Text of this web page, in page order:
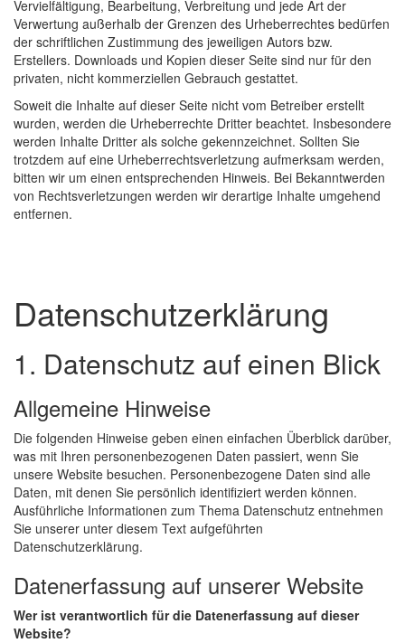
Vervielfältigung, Bearbeitung, Verbreitung und jede Art der
Verwertung außerhalb der Grenzen des Urheberrechtes bedürfen
der schriftlichen Zustimmung des jeweiligen Autors bzw.
Erstellers. Downloads und Kopien dieser Seite sind nur für den
privaten, nicht kommerziellen Gebrauch gestattet.
Soweit die Inhalte auf dieser Seite nicht vom Betreiber erstellt
wurden, werden die Urheberrechte Dritter beachtet. Insbesondere
werden Inhalte Dritter als solche gekennzeichnet. Sollten Sie
trotzdem auf eine Urheberrechtsverletzung aufmerksam werden,
bitten wir um einen entsprechenden Hinweis. Bei Bekanntwerden
von Rechtsverletzungen werden wir derartige Inhalte umgehend
entfernen.
Datenschutzerklärung
1. Datenschutz auf einen Blick
Allgemeine Hinweise
Die folgenden Hinweise geben einen einfachen Überblick darüber,
was mit Ihren personenbezogenen Daten passiert, wenn Sie
unsere Website besuchen. Personenbezogene Daten sind alle
Daten, mit denen Sie persönlich identifiziert werden können.
Ausführliche Informationen zum Thema Datenschutz entnehmen
Sie unserer unter diesem Text aufgeführten
Datenschutzerklärung.
Datenerfassung auf unserer Website
Wer ist verantwortlich für die Datenerfassung auf dieser
Website?